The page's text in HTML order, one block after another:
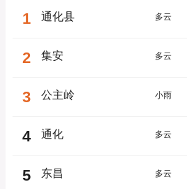
1 通化县 多云
2 集安 多云
3 公主岭 小雨
4 通化 多云
5 东昌 多云